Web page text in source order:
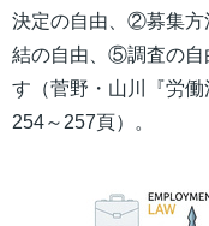
決定の自由、②募集
結の自由、⑤調査の自
す（菅野・山川『労働
254～257頁）。